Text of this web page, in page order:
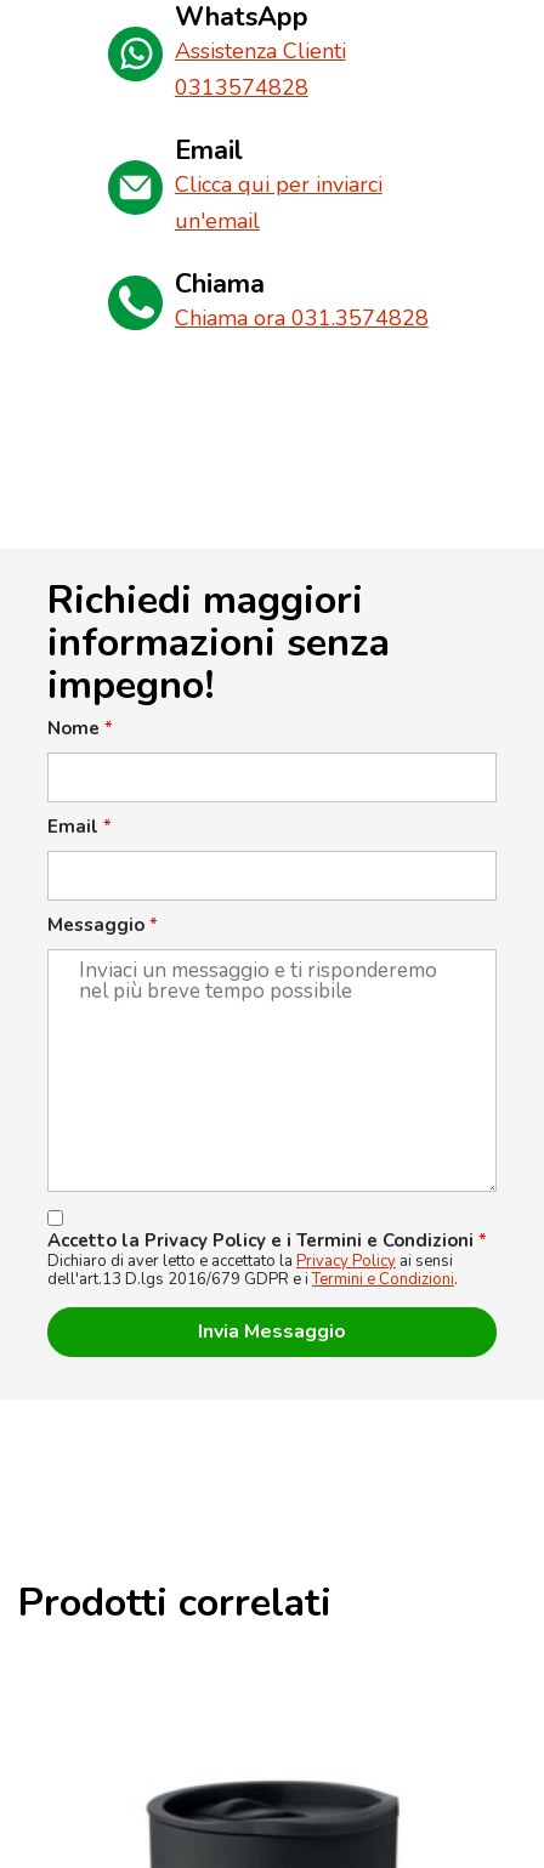
WhatsApp
Assistenza Clienti
0313574828
Email
Clicca qui per inviarci
un'email
Chiama
Chiama ora 031.3574828
Richiedi maggiori
informazioni senza
impegno!
Nome *
Email *
Messaggio *
Accetto la Privacy Policy e i Termini e Condizioni *
Dichiaro di aver letto e accettato la Privacy Policy ai sensi
dell'art.13 D.lgs 2016/679 GDPR e iTermini e Condizioni.
Prodotti correlati